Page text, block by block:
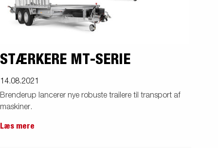
STÆRKERE MT-SERIE
14.08.2021
Brenderup lancerer nye robuste trailere til transport af
maskiner.
Læs mere